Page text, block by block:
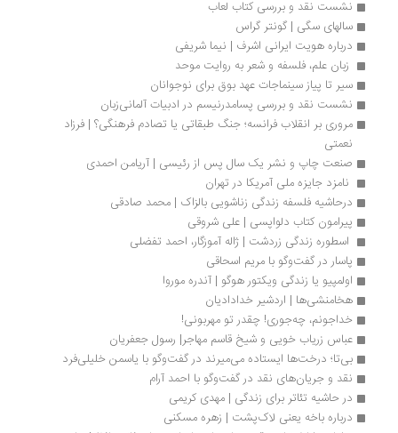
نشست نقد و بررسی کتاب لعاب
سالهای سگی | گونتر گراس
درباره هویت ایرانی اشرف | نیما شریفی
زبان علم، فلسفه و شعر به روایت موحد
سیر تا پیاز سینماجات عهد بوق برای نوجوانان
نشست نقد و بررسی پسامدرنیسم در ادبیات آلمانی‌زبان
مروری بر انقلاب فرانسه؛ جنگ طبقاتی یا تصادم فرهنگی؟ | فرزاد
صنعت چاپ و نشر یک سال پس از رئیسی | آریامن احمدی
نامزد جایزه ملی آمریکا در تهران
درحاشیه فلسفه زندگی زناشویی بالزاک | محمد صادقی
پیرامون کتاب دلواپسی | علی شروقی
اسطوره زندگی زردشت | ژاله آموزگار، احمد تفضلی
پاسار در گفت‌وگو با مریم اسحاقی
اولمپیو یا زندگی ویکتور هوگو | آندره موروا
هخامنشی‌ها | اردشیر خدادادیان
خداجونم، چه‌جوری! چقدر تو مهربونی!
عباس زریاب خویی و شیخ قاسم مهاجر| رسول جعفریان
بی‌تا؛ درخت‌ها ایستاده می‌میرند در گفت‌وگو‌ با یاسمن خلیلی‌فرد
نقد و جریان‌های نقد در گفت‌وگو با احمد آرام
در حاشیه تئاتر برای زندگی | مهدی کریمی
درباره باخه یعنی لاک‌پشت | زهره مسکنی